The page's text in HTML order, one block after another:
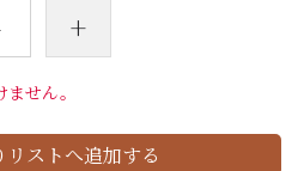
+
せん。
ストへ追加する